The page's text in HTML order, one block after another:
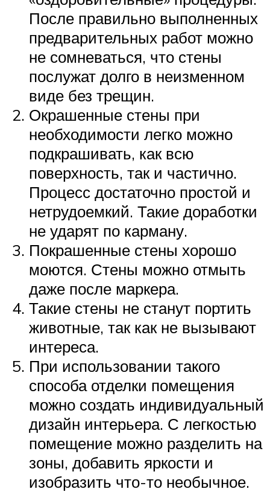
После правильно выполненных
предварительных работ можно
не сомневаться, что стены
послужат долго в неизменном
виде без трещин.
Окрашенные стены при
необходимости легко можно
подкрашивать, как всю
поверхность, так и частично.
Процесс достаточно простой и
нетрудоемкий. Такие доработки
не ударят по карману.
Покрашенные стены хорошо
моются. Стены можно отмыть
даже после маркера.
Такие стены не станут портить
животные, так как не вызывают
интереса.
При использовании такого
способа отделки помещения
можно создать индивидуальный
дизайн интерьера. С легкостью
помещение можно разделить на
зоны, добавить яркости и
изобразить что-то необычное.